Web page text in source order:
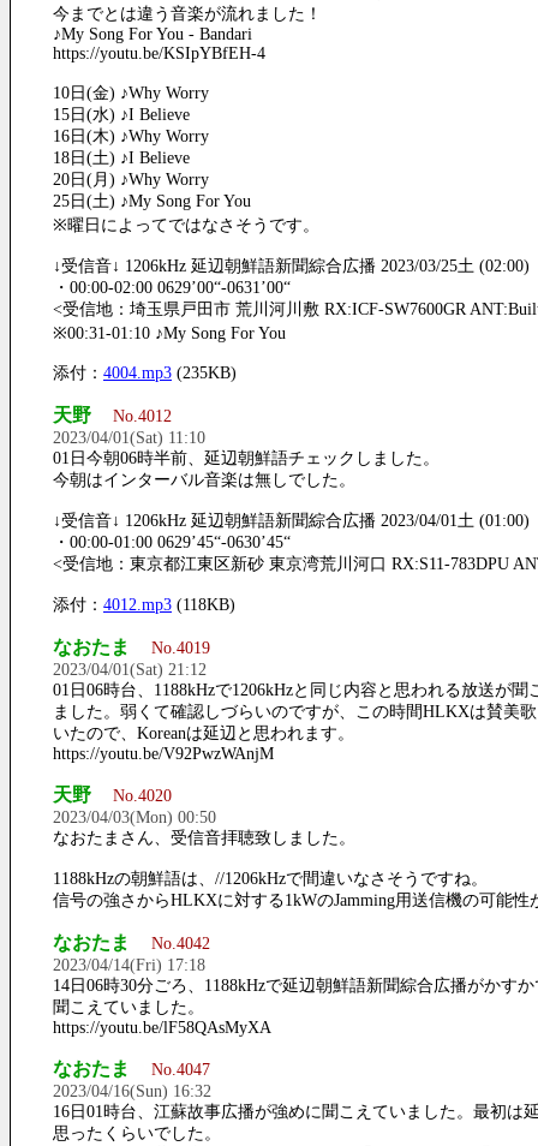
今までとは違う音楽が流れました！
♪My Song For You - Bandari
https://youtu.be/KSIpYBfEH-4
10日(金) ♪Why Worry
15日(水) ♪I Believe
16日(木) ♪Why Worry
18日(土) ♪I Believe
20日(月) ♪Why Worry
25日(土) ♪My Song For You
※曜日によってではなさそうです。
↓受信音↓ 1206kHz 延辺朝鮮語新聞綜合広播 2023/03/25土 (02:00)
・00:00-02:00 0629’00“-0631’00“
<受信地：埼玉県戸田市 荒川河川敷 RX:ICF-SW7600GR
※00:31-01:10 ♪My Song For You
添付： 4004.mp3 (235KB)
天野
No.4012
2023/04/01(Sat) 11:10
01日今朝06時半前、延辺朝鮮語チェックしました。
今朝はインターバル音楽は無しでした。
↓受信音↓ 1206kHz 延辺朝鮮語新聞綜合広播 2023/04/01土 (01:00)
・00:00-01:00 0629’45“-0630’45“
<受信地：東京都江東区新砂 東京湾荒川河口 RX:S11-783DPU
添付： 4012.mp3 (118KB)
なおたま
No.4019
2023/04/01(Sat) 21:12
01日06時台、1188kHzで1206kHzと同じ内容と思われる放送が聞
ました。弱くて確認しづらいのですが、この時間HLKXは賛美
いたので、Koreanは延辺と思われます。
https://youtu.be/V92PwzWAnjM
天野
No.4020
2023/04/03(Mon) 00:50
なおたまさん、受信音拝聴致しました。
1188kHzの朝鮮語は、//1206kHzで間違いなさそうですね。
信号の強さからHLKXに対する1kWのJamming用送信機の可能性
なおたま
No.4042
2023/04/14(Fri) 17:18
14日06時30分ごろ、1188kHzで延辺朝鮮語新聞綜合広播がかす
聞こえていました。
https://youtu.be/lF58QAsMyXA
なおたま
No.4047
2023/04/16(Sun) 16:32
16日01時台、江蘇故事広播が強めに聞こえていました。最初は
思ったくらいでした。